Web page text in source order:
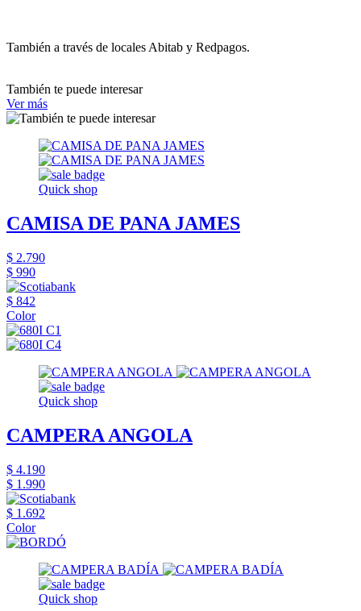
También a través de locales Abitab y Redpagos.
También te puede interesar
Ver más
Quick shop
CAMISA DE PANA JAMES
$ 2.790
$ 990
$ 842
Color
Quick shop
CAMPERA ANGOLA
$ 4.190
$ 1.990
$ 1.692
Color
Quick shop